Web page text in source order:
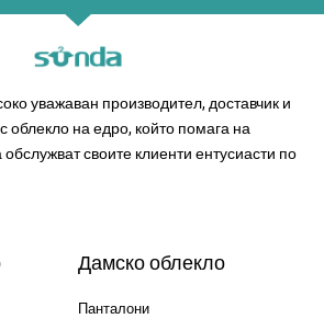
уважаван производител, доставчик и
облекло на едро, който помага на
своите клиенти ентусиасти по
Дамско облекло
Панталони